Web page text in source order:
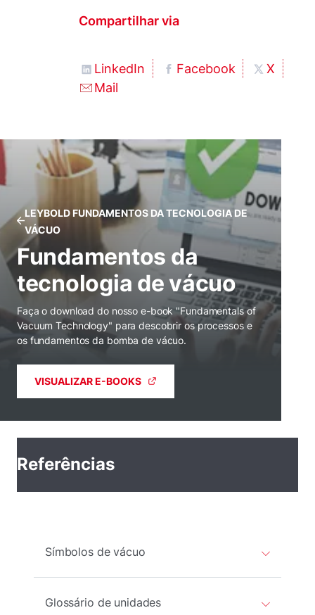
Compartilhar via
LinkedIn Facebook
X
Mail
LEYBOLD FUNDAMENTOS DA TECNOLOGIA DE
VÁCUO
Fundamentos da
tecnologia de vácuo
Faça o download do nosso e-book "Fundamentals of
Vacuum Technology" para descobrir os processos e
os fundamentos da bomba de vácuo.
VISUALIZAR E-BOOKS
Referências
Símbolos de vácuo
Glossário de unidades